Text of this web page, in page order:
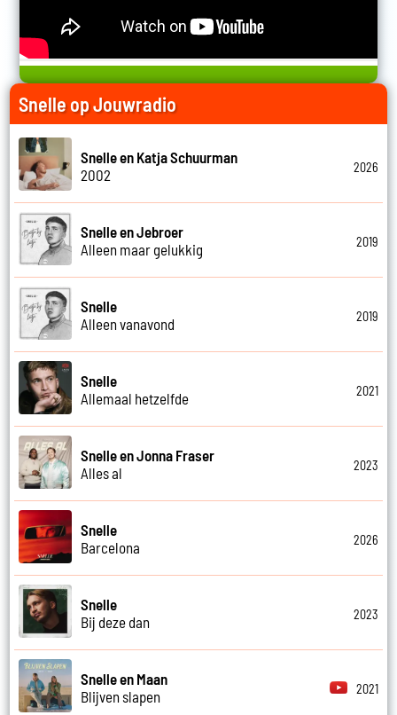
Snelle op Jouwradio
Snelle en Katja Schuurman
2002
2026
Snelle en Jebroer
Alleen maar gelukkig
2019
Snelle
Alleen vanavond
2019
Snelle
Allemaal hetzelfde
2021
Snelle en Jonna Fraser
Alles al
2023
Snelle
Barcelona
2026
Snelle
Bij deze dan
2023
Snelle en Maan
Blijven slapen
2021